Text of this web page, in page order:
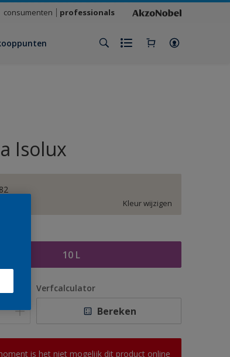
consumenten professionals
Isolux
Kleur wijzigen
10 L
Verfcalculator
Bereken
is het niet mogelijk dit product online